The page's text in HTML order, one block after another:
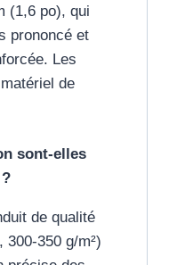
(1,6 po), qui
prononcé et
Les
de
sont-elles
de qualité
300-350 g/m²)